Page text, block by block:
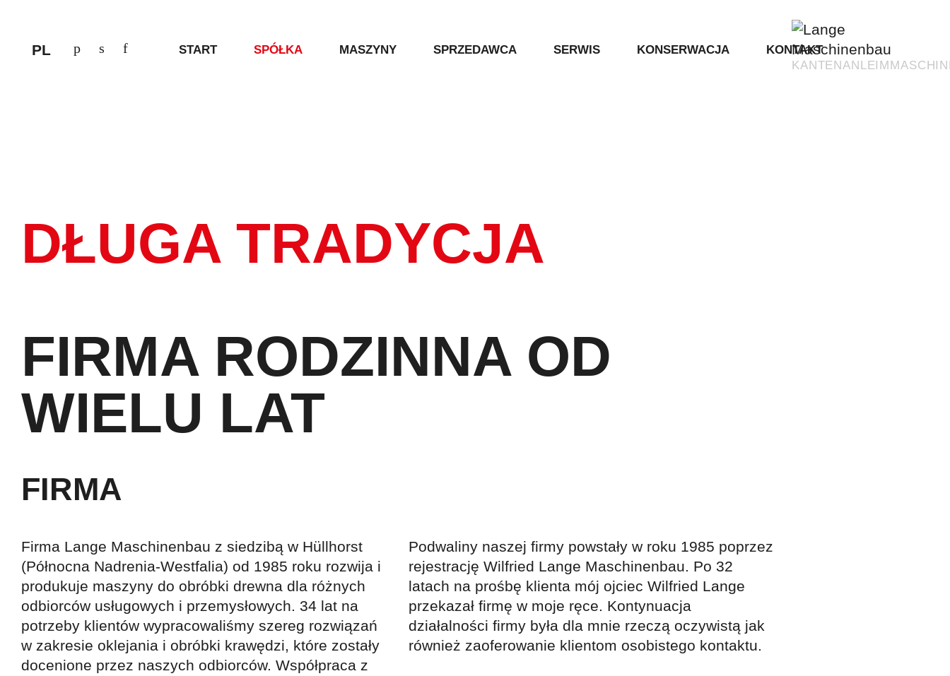
PL START SPÓŁKA MASZYNY
Okleiniarka uniwersalna
SPRZEDAWCA SERWIS KONSERWACJA
KONTAKT
DŁUGA TRADYCJA
FIRMA RODZINNA OD
WIELU LAT
FIRMA
Firma Lange Maschinenbau z siedzibą w Hüllhorst
(Północna Nadrenia-Westfalia) od 1985 roku rozwija i
produkuje maszyny do obróbki drewna dla różnych
odbiorców usługowych i przemysłowych. 34 lat na
potrzeby klientów wypracowaliśmy szereg rozwiązań
w zakresie oklejania i obróbki krawędzi, które zostały
docenione przez naszych odbiorców. Współpraca z
Podwaliny naszej firmy powstały w roku 1985 poprzez
rejestrację Wilfried Lange Maschinenbau. Po 32
latach na prośbę klienta mój ojciec Wilfried Lange
przekazał firmę w moje ręce. Kontynuacja
działalności firmy była dla mnie rzeczą oczywistą jak
również zaoferowanie klientom osobistego kontaktu.